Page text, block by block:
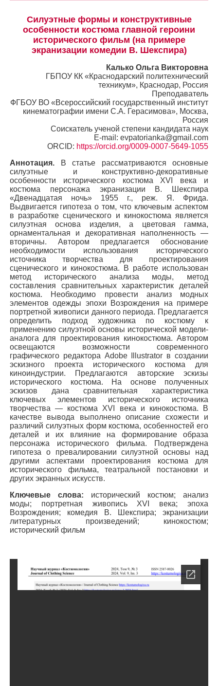
Силуэтные формы и конструктивные
особенности костюма главной героини
исторического фильм (на примере
экранизации комедии В. Шекспира)
Калько Ольга Викторовна
ГБПОУ КК «Краснодарский политехнический
техникум», Краснодар, Россия
Преподаватель
ФГБОУ ВО «Всероссийский государственный институт
кинематографии имени С.А. Герасимова», Москва,
Россия
Соискатель ученой степени кандидата наук
E-mail: evpatorianka@gmail.com
ORCID: https://orcid.org/0009-0007-5649-1055
Аннотация. В статье рассматриваются основные
силуэтные и конструктивно-декоративные
особенности исторического костюма XVI века и
костюма персонажа экранизации В. Шекспира
«Двенадцатая ночь» 1955 г., реж. Я. Фрида.
Выдвигается гипотеза о том, что ключевым аспектом
в разработке сценического и кинокостюма является
силуэтная основа изделия, а цветовая гамма,
орнаментальная и декоративная наполненность —
вторичны. Автором предлагается обоснование
необходимости использования исторического
источника творчества для проектирования
сценического и кинокостюма. В работе использован
метод исторического анализа моды, метод
составления сравнительных характеристик деталей
костюма. Необходимо провести анализ модных
элементов одежды эпохи Возрождения на примере
портретной живописи данного периода. Предлагается
определить подход художника по костюму к
применению силуэтной основы исторической модели-
аналога для проектирования кинокостюма. Автором
освещаются возможности современного
графического редактора Adobe Illustrator в создании
эскизного проекта исторического костюма для
киноиндустрии. Предлагаются авторские эскизы
исторического костюма. На основе полученных
эскизов дана сравнительная характеристика
ключевых элементов исторического источника
творчества — костюма XVI века и кинокостюма. В
качестве вывода выполнено описание схожести и
различий силуэтных форм костюма, особенностей его
деталей и их влияние на формирование образа
персонажа исторического фильма. Подтверждена
гипотеза о превалировании силуэтной основы над
другими аспектами проектирования костюма для
исторического фильма, театральной постановки и
других экранных искусств.
Ключевые слова: исторический костюм; анализ
моды; портретная живопись XVI века; эпоха
Возрождения; комедия В. Шекспира; экранизации
литературных произведений; кинокостюм;
исторический фильм